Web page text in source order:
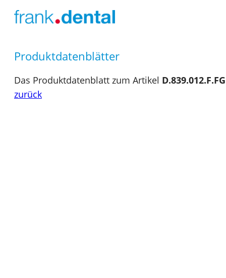
Produktdatenblätter
Das Produktdatenblatt zum Artikel D.839.012.F.FG
zurück